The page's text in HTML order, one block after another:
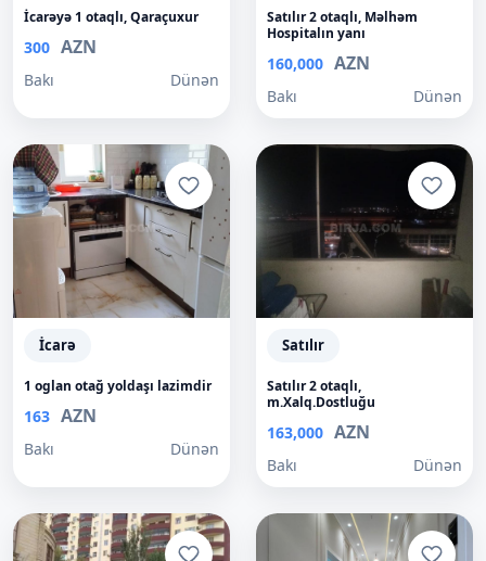
İcarəyə 1 otaqlı, Qaraçuxur
300 AZN
Bakı Dünən
Satılır 2 otaqlı, Məlhəm
Hospitalın yanı
160,000 AZN
Bakı Dünən
İcarə
1 oglan otağ yoldaşı lazimdir
163 AZN
Bakı Dünən
Satılır
Satılır 2 otaqlı,
m.Xalq.Dostluğu
163,000 AZN
Bakı Dünən